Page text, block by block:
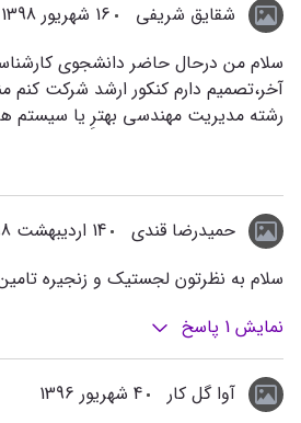
شقایق شریفی
16 شهریور 1398
سلام من درحال حاضر دانشجوی
آخر،تصمیم دارم کنکور ارشد شرکت کنم
رشته مدیریت مهندسی بهترِ یا سیستم
حمیدرضا قندی
14 اردیبهشت 1398
سلام به نظرتون لجستیک و زنجیره
نمایش 1 پاسخ
آوا گل کار
4 شهریور 1396